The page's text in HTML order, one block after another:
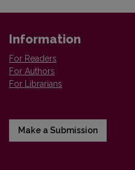
Information
For Readers
For Authors
For Librarians
Make a Submission